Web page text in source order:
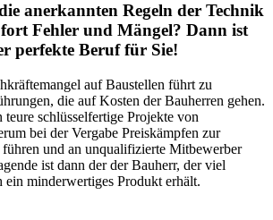
anerkannten Regeln der Technik
Fehler und Mängel? Dann ist
perfekte Beruf für Sie!
auf Baustellen führt zu
die auf Kosten der Bauherren gehen.
schlüsselfertige Projekte von
bei der Vergabe Preiskämpfen zur
und an unqualifizierte Mitbewerber
ist dann der der Bauherr, der viel
ein minderwertiges Produkt erhält.